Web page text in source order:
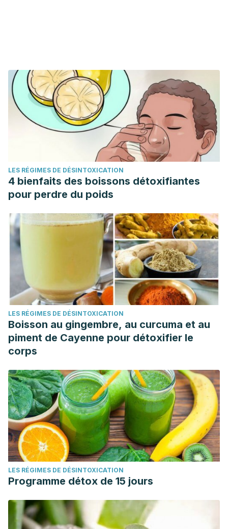
LES RÉGIMES DE DÉSINTOXICATION
4 bienfaits des boissons détoxifiantes
pour perdre du poids
LES RÉGIMES DE DÉSINTOXICATION
Boisson au gingembre, au curcuma et au
piment de Cayenne pour détoxifier le
corps
LES RÉGIMES DE DÉSINTOXICATION
Programme détox de 15 jours